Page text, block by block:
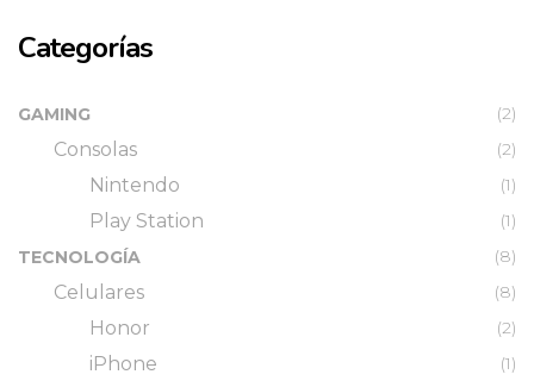
Categorías
GAMING (2)
Consolas (2)
Nintendo (1)
Play Station
(1)
TECNOLOGÍA
(8)
Celulares (8)
Honor (2)
iPhone (1)